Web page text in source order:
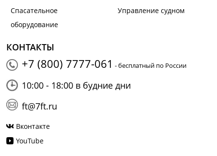
Спасательное
оборудование
Управление судном
КОНТАКТЫ
+7 (800) 7777-061 - бесплатный по России
10:00 - 18:00 в будние дни
ft@7ft.ru
Вконтакте
YouTube